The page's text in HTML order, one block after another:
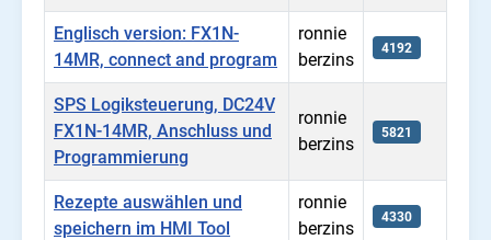
Englisch version: FX1N-
14MR, connect and program
ronnie
berzins
4192
SPS Logiksteuerung, DC24V
FX1N-14MR, Anschluss und
Programmierung
ronnie
berzins
5821
Rezepte auswählen und
speichern im HMI Tool
ronnie
berzins
4330